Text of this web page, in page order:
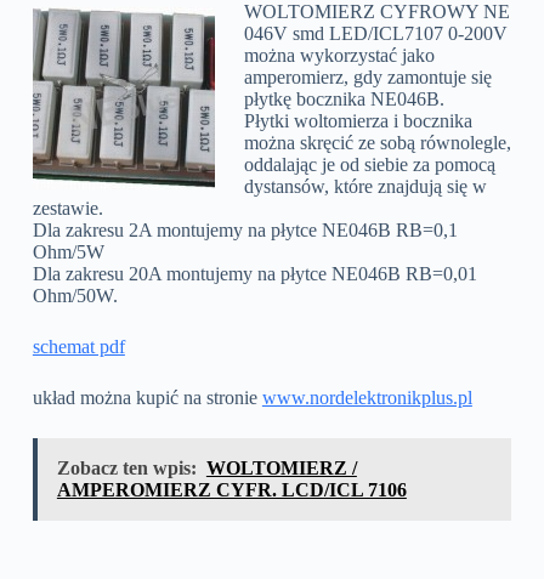
WOLTOMIERZ CYFROWY NE
046V smd LED/ICL7107 0-200V
można wykorzystać jako
amperomierz, gdy zamontuje się
płytkę bocznika NE046B.
Płytki woltomierza i bocznika
można skręcić ze sobą równolegle,
oddalając je od siebie za pomocą
dystansów, które znajdują się w
zestawie.
Dla zakresu 2A montujemy na płytce NE046B RB=0,1
Ohm/5W
Dla zakresu 20A montujemy na płytce NE046B RB=0,01
Ohm/50W.
schemat pdf
układ można kupić na stronie www.nordelektronikplus.pl
Zobacz ten wpis: WOLTOMIERZ /
AMPEROMIERZ CYFR. LCD/ICL 7106